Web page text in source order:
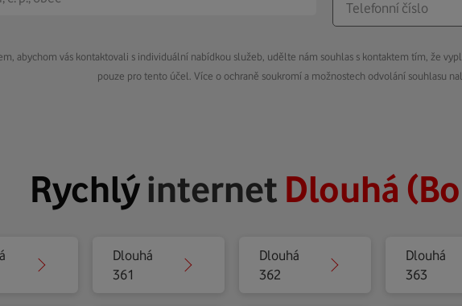
abychom vás kontaktovali s individuální nabídkou služeb, udělte nám souhlas s kontaktem tím, že
pouze pro tento účel. Více o ochraně soukromí a možnostech odvolání souhlasu
Rychlýinternet Dlouhá
Dlouhá
361
Dlouhá
362
Dlouhá
363